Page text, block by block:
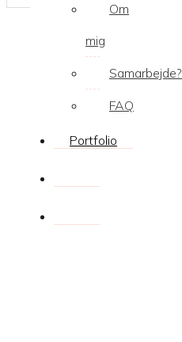
Om
mig
Samarbejde?
FAQ
Portfolio